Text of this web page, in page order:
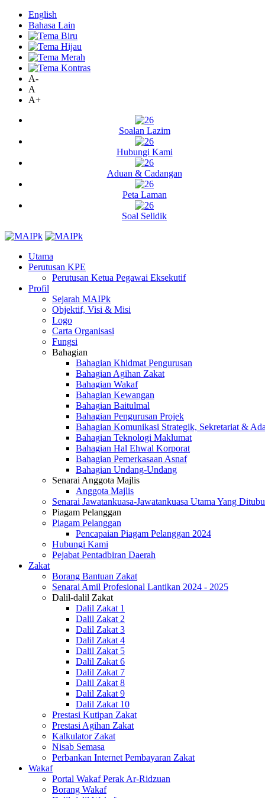
English
Bahasa Lain
A-
A
A+
Soalan Lazim
Hubungi Kami
Aduan & Cadangan
Peta Laman
Soal Selidik
Utama
Perutusan KPE
Perutusan Ketua Pegawai Eksekutif
Profil
Sejarah MAIPk
Objektif, Visi & Misi
Logo
Carta Organisasi
Fungsi
Bahagian
Bahagian Khidmat Pengurusan
Bahagian Agihan Zakat
Bahagian Wakaf
Bahagian Kewangan
Bahagian Baitulmal
Bahagian Pengurusan Projek
Bahagian Komunikasi Strategik, Sekretariat &
Bahagian Teknologi Maklumat
Bahagian Hal Ehwal Korporat
Bahagian Pemerkasaan Asnaf
Bahagian Undang-Undang
Senarai Anggota Majlis
Anggota Majlis
Senarai Jawatankuasa-Jawatankuasa Utama Yang
Piagam Pelanggan
Piagam Pelanggan
Pencapaian Piagam Pelanggan 2024
Hubungi Kami
Pejabat Pentadbiran Daerah
Zakat
Borang Bantuan Zakat
Senarai Amil Profesional Lantikan 2024 - 2025
Dalil-dalil Zakat
Dalil Zakat 1
Dalil Zakat 2
Dalil Zakat 3
Dalil Zakat 4
Dalil Zakat 5
Dalil Zakat 6
Dalil Zakat 7
Dalil Zakat 8
Dalil Zakat 9
Dalil Zakat 10
Prestasi Kutipan Zakat
Prestasi Agihan Zakat
Kalkulator Zakat
Nisab Semasa
Perbankan Internet Pembayaran Zakat
Wakaf
Portal Wakaf Perak Ar-Ridzuan
Borang Wakaf